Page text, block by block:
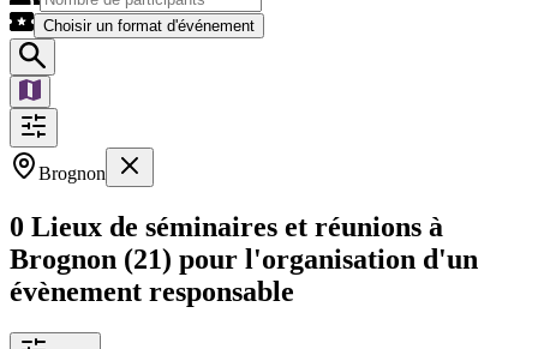
Choisir un format d'événement
Brognon
0 Lieux de séminaires et réunions à
Brognon (21) pour l'organisation d'un
évènement responsable